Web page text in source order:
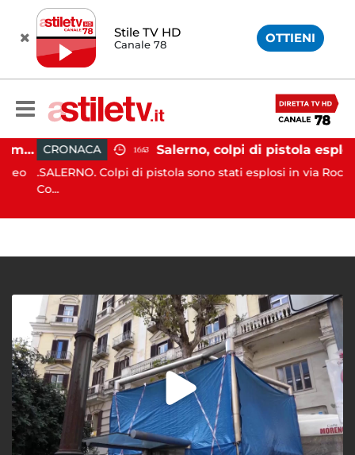
Stile TV HD
Canale 78 OTTIENI
Gozzo affonda in Costiera Amalfitana: occupanti soccorsi da altri natanti CRONACA 16:43 Salerno, colpi di pistola esplosi a Pastena: ferito 20enne
.SALERNO. Colpi di pistola sono stati esplosi in via Rocco
Co...